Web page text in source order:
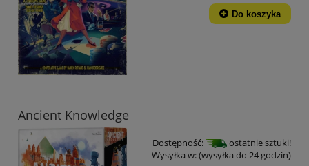
Do koszyka
Ancient Knowledge
Dostępność:
ostatnie sztuki!
Wysyłka w:(wysyłka do 24 godzin)